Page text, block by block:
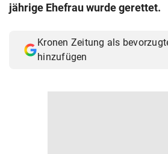
jährige Ehefrau wurde gerettet.
Kronen Zeitung als
hinzufügen